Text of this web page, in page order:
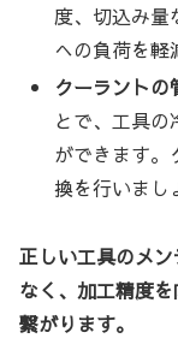
度、切込み量
への負荷を軽
クーラントの
とで、工具の
ができます。
換を行いまし
正しい工具のメ
なく、加工精度
繋がります。